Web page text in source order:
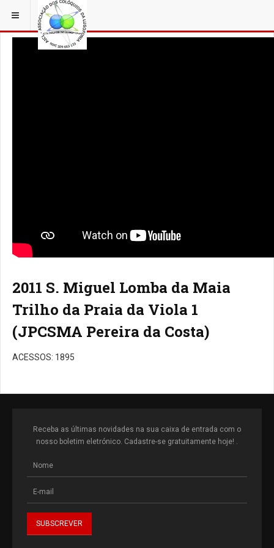
ESTÁ EM... AÇORFILM
2011 S. Miguel Lomba da Maia
Trilho da Praia da Viola 1
(JPCSMA Pereira da Costa)
ACESSOS: 1895
Receba as últimas novidades na sua caixa de entrada com o
nosso boletim eletrónico. Cadastre-se gratuitamente hoje! .